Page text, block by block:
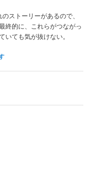
ストーリーがあるので、
的に、これらがつながっ
ても気が抜けない。